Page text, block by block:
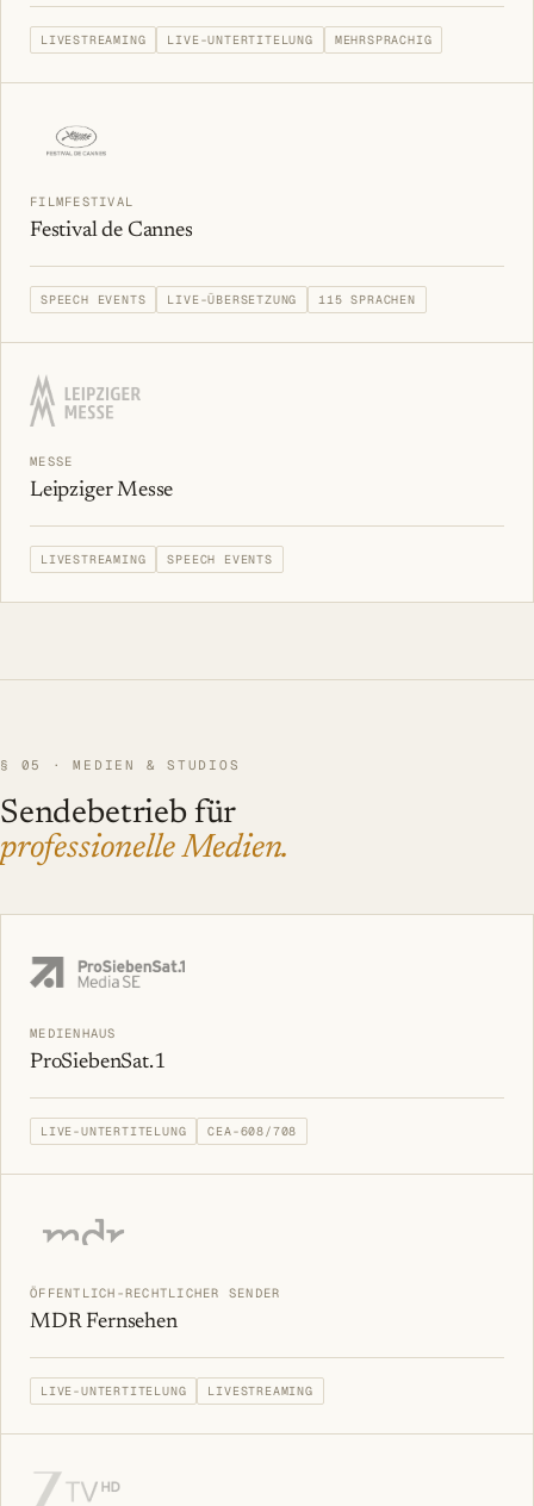
LIVESTREAMING LIVE-UNTERTITELUNG MEHRSPRACHIG
FILMFESTIVAL
Festival de Cannes
SPEECH EVENTS LIVE-ÜBERSETZUNG 115 SPRACHEN
MESSE
Leipziger Messe
LIVESTREAMING SPEECH EVENTS
§ 05 ·MEDIEN & STUDIOS
Sendebetrieb für
professionelle Medien.
MEDIENHAUS
ProSiebenSat.1
LIVE-UNTERTITELUNG CEA-608/708
ÖFFENTLICH-RECHTLICHER SENDER
MDR Fernsehen
LIVE-UNTERTITELUNG LIVESTREAMING